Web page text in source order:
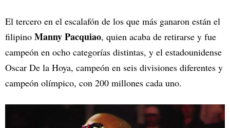
El tercero en el escalafón de los que más ganaron están el
filipino Manny Pacquiao, quien acaba de retirarse y fue
campeón en ocho categorías distintas, y el estadounidense
Oscar De la Hoya, campeón en seis divisiones diferentes y
campeón olímpico, con 200 millones cada uno.